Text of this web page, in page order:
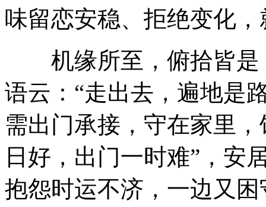
味留恋安稳、拒绝变化
机缘所至，俯拾皆是
语云：“走出去，遍地是
需出门承接，守在家里
日好，出门一时难”，安
抱怨时运不济，一边又